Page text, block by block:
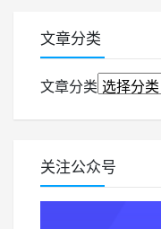
文章分类
文章分类
关注公众号